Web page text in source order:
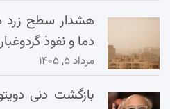
هشدار سطح زرد
دما و نفوذ
مرداد ۵, ۱۴۰۵